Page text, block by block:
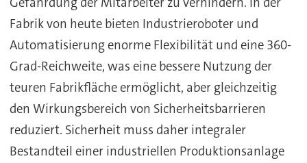
Fabrik von heute bieten Industrieroboter und
Automatisierung enorme Flexibilität und eine 360-
Grad-Reichweite, was eine bessere Nutzung der
teuren Fabrikfläche ermöglicht, aber gleichzeitig
den Wirkungsbereich von Sicherheitsbarrieren
reduziert. Sicherheit muss daher integraler
Bestandteil einer industriellen Produktionsanlage